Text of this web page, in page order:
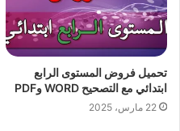
تحميل فروض المستوى الرابع
ابتدائي مع التصحيح WORD وPDF
22 مارس، 2025